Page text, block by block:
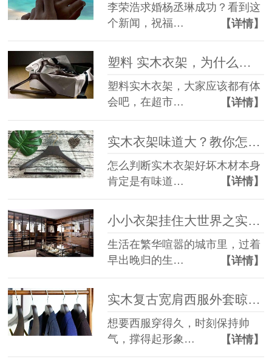
李荣浩求婚杨丞琳成功？看到这
个新闻，祝福…
【详情】
塑料 实木衣架，为什么实木衣架更好？【华恩】
塑料实木衣架，大家应该都有体
会吧，在超市…
【详情】
实木衣架味道大？教你怎么判断实木衣架好坏【华恩】
怎么判断实木衣架好坏木材本身
肯定是有味道…
【详情】
小小衣架挂住大世界之实木家具衣架【华恩】
生活在繁华喧嚣的城市里，过着
早出晚归的生…
【详情】
实木复古宽肩西服外套晾衣架【华恩】
想要西服穿得久，时刻保持帅
气，撑得起形象…
【详情】